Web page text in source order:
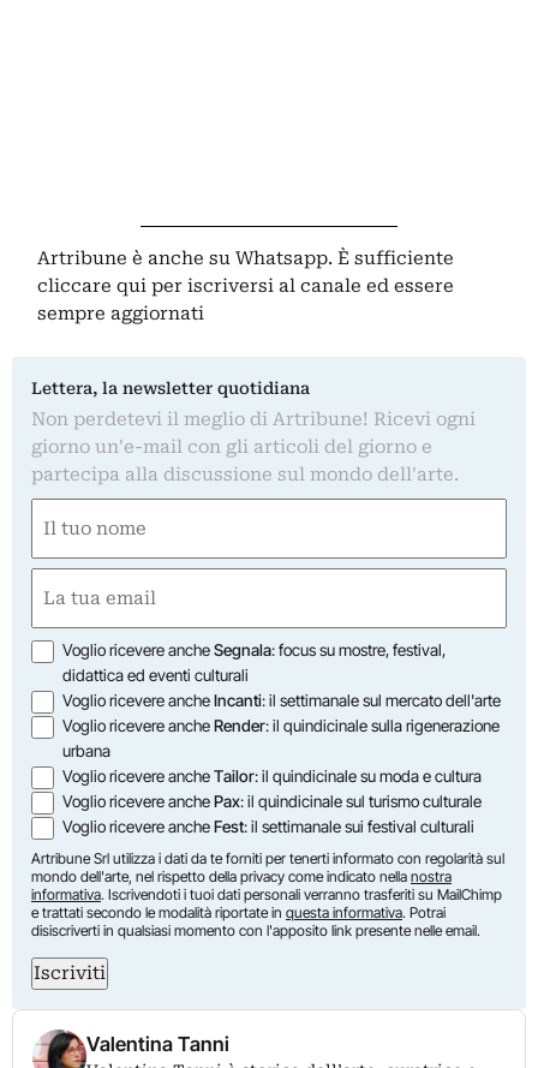
Artribune è anche su Whatsapp. È sufficiente
cliccare qui per iscriversi al canale ed essere
sempre aggiornati
Lettera, la newsletter quotidiana
Non perdetevi il meglio di Artribune! Ricevi ogni
giorno un'e-mail con gli articoli del giorno e
partecipa alla discussione sul mondo dell'arte.
(Obbligatorio)
Nome
(Obbligatorio)
Opzioni
Voglio ricevere ancheSegnala: focus su mostre, festival,
didattica ed eventi culturali
Voglio ricevere ancheIncanti: il settimanale sul mercato dell'arte
Voglio ricevere ancheRender: il quindicinale sulla rigenerazione
urbana
Voglio ricevere ancheTailor: il quindicinale su moda e cultura
Voglio ricevere anchePax: il quindicinale sul turismo culturale
Voglio ricevere ancheFest: il settimanale sui festival culturali
Artribune Srl utilizza i dati da te forniti per tenerti informato con regolarità sul
mondo dell'arte, nel rispetto della privacy come indicato nella nostra
informativa. Iscrivendoti i tuoi dati personali verranno trasferiti su MailChimp
e trattati secondo le modalità riportate in questa informativa. Potrai
disiscriverti in qualsiasi momento con l'apposito link presente nelle email.
Iscriviti
Valentina Tanni